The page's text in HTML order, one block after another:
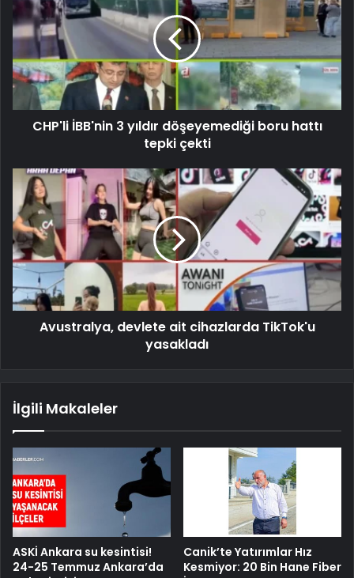
CHP'li İBB'nin 3 yıldır döşeyemediği boru hattı
tepki çekti
Avustralya, devlete ait cihazlarda TikTok'u
yasakladı
İlgili Makaleler
ASKİ Ankara su kesintisi!
24-25 Temmuz Ankara’da
Canik’te Yatırımlar Hız
Kesmiyor: 20 Bin Hane Fiber